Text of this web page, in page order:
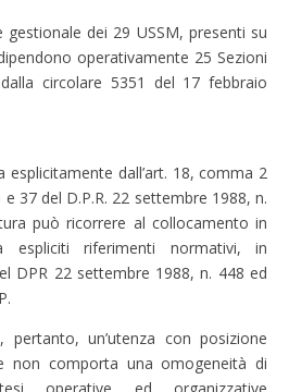
gestionale dei 29 USSM, presenti su
operativamente 25 Sezioni
circolare 5351 del 17 febbraio
dall’art. 18, comma 2
37 del D.P.R. 22 settembre 1988, n.
può ricorrere al collocamento in
espliciti riferimenti normativi, in
DPR 22 settembre 1988, n. 448 ed
pertanto, un’utenza con posizione
non comporta una omogeneità di
operative ed organizzative